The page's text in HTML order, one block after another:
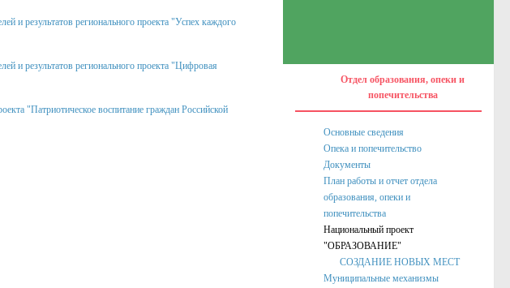
и результатов регионального проекта "Успех каждого
и результатов регионального проекта "Цифровая
"Патриотическое воспитание граждан Российской
Отдел образования, опеки и
попечительства
Основные сведения
Опека и попечительство
Документы
План работы и отчет отдела
образования, опеки и
попечительства
Национальный проект
"ОБРАЗОВАНИЕ"
СОЗДАНИЕ НОВЫХ МЕСТ
Муниципальные механизмы